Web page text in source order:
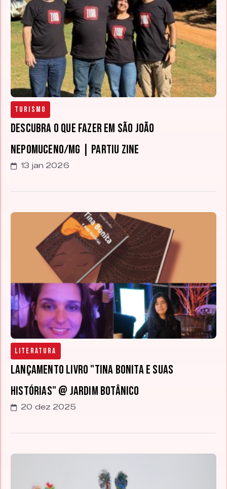
Turismo
Descubra o que fazer em São João
Nepomuceno/MG | Partiu Zine
13 jan 2026
Literatura
Lançamento livro "Tina Bonita e suas
Histórias" @ Jardim Botânico
20 dez 2025